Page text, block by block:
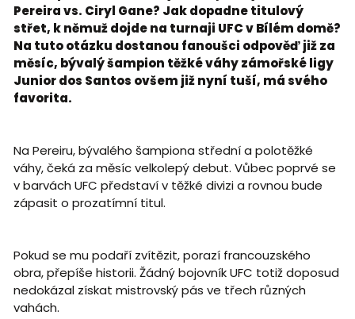
Pereira vs. Ciryl Gane? Jak dopadne titulový
střet, k němuž dojde na turnaji UFC v Bílém domě?
Na tuto otázku dostanou fanoušci odpověď již za
měsíc, bývalý šampion těžké váhy zámořské ligy
Junior dos Santos ovšem již nyní tuší, má svého
favorita.
Na Pereiru, bývalého šampiona střední a polotěžké
váhy, čeká za měsíc velkolepý debut. Vůbec poprvé se
v barvách UFC představí v těžké divizi a rovnou bude
zápasit o prozatímní titul.
Pokud se mu podaří zvítězit, porazí francouzského
obra, přepíše historii. Žádný bojovník UFC totiž doposud
nedokázal získat mistrovský pás ve třech různých
vahách.